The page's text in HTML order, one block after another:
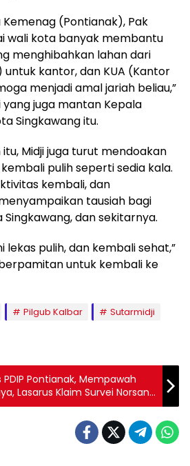
Kemenag (Pontianak), Pak
wali kota banyak membantu
menghibahkan lahan dari
kantor, dan KUA (Kantor
menjadi amal jariah beliau,”
juga mantan Kepala
Singkawang itu.
Midji juga turut mendoakan
pulih seperti sedia kala.
kembali, dan
tausiah bagi
dan sekitarnya.
lekas pulih, dan kembali sehat,”
untuk kembali ke
Pilgub Kalbar Sutarmidji
PDIP Pontianak, Mempawah
Lasarus Klaim Survei Norsan-